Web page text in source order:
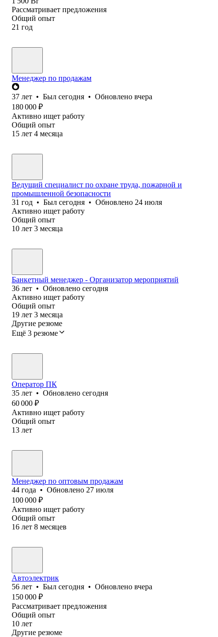
Рассматривает предложения
Общий опыт
21 год
Менеджер по продажам
37 лет • Был сегодня • Обновлено вчера
180 000 ₽
Активно ищет работу
Общий опыт
15 лет 4 месяца
Ведущий специалист по охране труда, пожарной и
промышленной безопасности
31 год • Был сегодня • Обновлено 24 июля
Активно ищет работу
Общий опыт
10 лет 3 месяца
Банкетный менеджер - Организатор мероприятий
36 лет • Обновлено сегодня
Активно ищет работу
Общий опыт
19 лет 3 месяца
Другие резюме
Ещё 3 резюме
Оператор ПК
35 лет • Обновлено сегодня
60 000 ₽
Активно ищет работу
Общий опыт
13 лет
Менеджер по оптовым продажам
44 года • Обновлено 27 июля
100 000 ₽
Активно ищет работу
Общий опыт
16 лет 8 месяцев
Автоэлектрик
56 лет • Был сегодня • Обновлено вчера
150 000 ₽
Рассматривает предложения
Общий опыт
10 лет
Другие резюме